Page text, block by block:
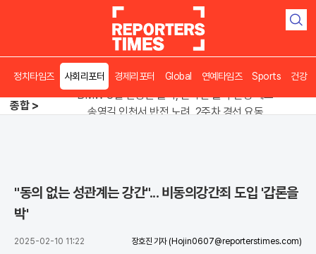
검
정치타임즈 사회리포터 경제리포터 Global 연예타임즈 Sports 건강
종합 >
김용 vs 이성윤, 5위 쟁탈전 '0.7%p' 혈투
BMW 8월 한정판 출시, 온라인 클릭 전쟁 예고
송영길 인천서 반전 노려, 2주차 경선 요동
"동의 없는 성관계는 강간"... 비동의강간죄 도입 '갑론을
박'
2025-02-10 11:22 장호진 기자 (Hojin0607@reporterstimes.com)